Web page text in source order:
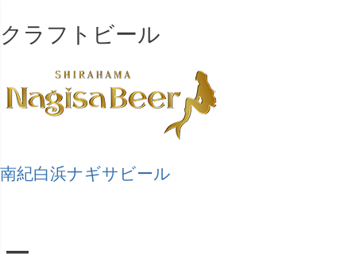
クラフトビール
南紀白浜ナギサビール